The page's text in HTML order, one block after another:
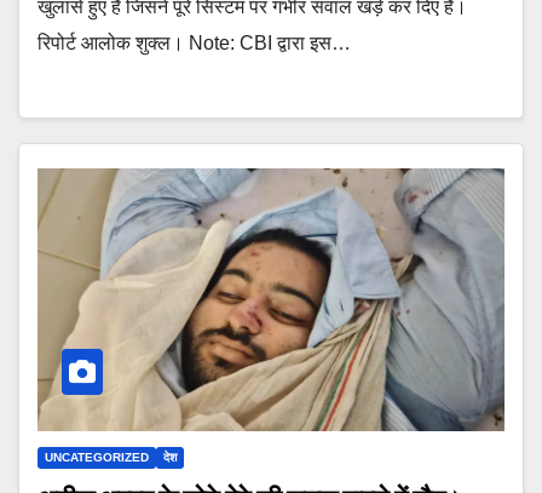
खुलासे हुए हैं जिसने पूरे सिस्टम पर गंभीर सवाल खड़े कर दिए हैं।
रिपोर्ट आलोक शुक्ल। Note: CBI द्वारा इस…
UNCATEGORIZED देश